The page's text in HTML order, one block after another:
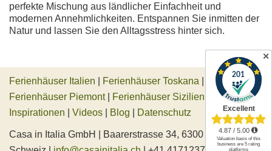
perfekte Mischung aus ländlicher Einfachheit und
modernen Annehmlichkeiten. Entspannen Sie inmitten der
Natur und lassen Sie den Alltagsstress hinter sich.
Ferienhäuser Italien Ferienhäuser Toskana
Ferienhäuser Piemont| Ferienhäuser Sizilien
Inspirationen
Videos Blog Datenschutz
Casa in Italia GmbH | Baarerstrasse 34, 6300 Zug,
✕